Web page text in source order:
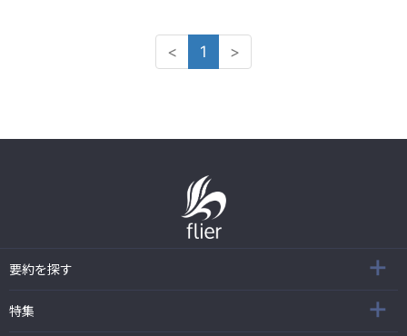
< 1 >
要約を探す
特集